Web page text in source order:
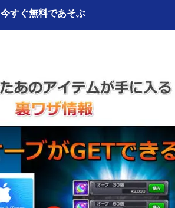
今すぐ無料であそぶ